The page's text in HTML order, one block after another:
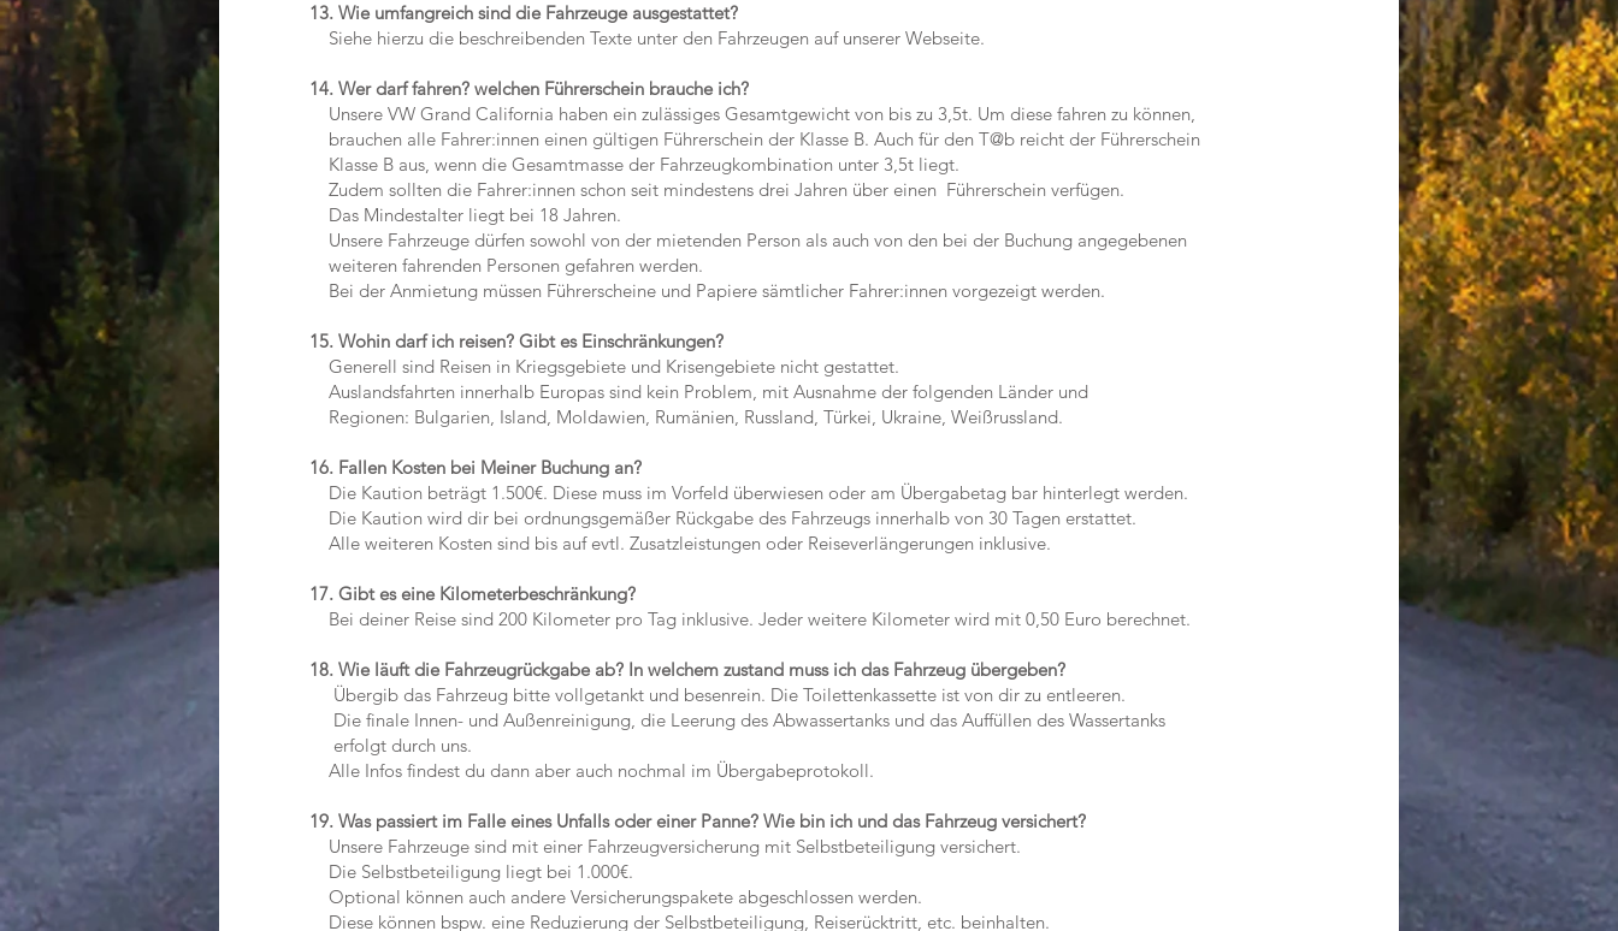
13. Wie umfangreich sind die Fahrzeuge ausgestattet?
Siehe hierzu die beschreibenden Texte unter den Fahrzeugen auf unserer Webseite.
14. Wer darf fahren? welchen Führerschein brauche ich?
Unsere VW Grand California haben ein zulässiges Gesamtgewicht von bis zu 3,5t. Um diese fahren zu können,
brauchen alle Fahrer:innen einen gültigen Führerschein der Klasse B. Auch für den T@b reicht der Führerschein
Klasse B aus, wenn die Gesamtmasse der Fahrzeugkombination unter 3,5t liegt.
Zudem sollten die Fahrer:innen schon seit mindestens drei Jahren über einen Führerschein verfügen.
Das Mindestalter liegt bei 18 Jahren.
Unsere Fahrzeuge dürfen sowohl von der mietenden Person als auch von den bei der Buchung angegebenen
weiteren fahrenden Personen gefahren werden.
Bei der Anmietung müssen Führerscheine und Papiere sämtlicher Fahrer:innen vorgezeigt werden.
15. Wohin darf ich reisen? Gibt es Einschränkungen?
Generell sind Reisen in Kriegsgebiete und Krisengebiete nicht gestattet.
Auslandsfahrten innerhalb Europas sind kein Problem, mit Ausnahme der folgenden Länder und
Regionen: Bulgarien, Island, Moldawien, Rumänien, Russland, Türkei, Ukraine, Weißrussland.
16. Fallen Kosten bei Meiner Buchung an?
Die Kaution beträgt 1.500€. Diese muss im Vorfeld überwiesen oder am Übergabetag bar hinterlegt werden.
Die Kaution wird dir bei ordnungsgemäßer Rückgabe des Fahrzeugs innerhalb von 30 Tagen erstattet.
Alle weiteren Kosten sind bis auf evtl. Zusatzleistungen oder Reiseverlängerungen inklusive.
17. Gibt es eine Kilometerbeschränkung?
Bei deiner Reise sind 200 Kilometer pro Tag inklusive. Jeder weitere Kilometer wird mit 0,50 Euro berechnet.
18. Wie läuft die Fahrzeugrückgabe ab? In welchem zustand muss ich das Fahrzeug übergeben?
Übergib das Fahrzeug bitte vollgetankt und besenrein. Die Toilettenkassette ist von dir zu entleeren.
Die finale Innen- und Außenreinigung, die Leerung des Abwassertanks und das Auffüllen des Wassertanks
erfolgt durch uns.
Alle Infos findest du dann aber auch nochmal im Übergabeprotokoll.
19. Was passiert im Falle eines Unfalls oder einer Panne? Wie bin ich und das Fahrzeug versichert?
Unsere Fahrzeuge sind mit einer Fahrzeugversicherung mit Selbstbeteiligung versichert.
Die Selbstbeteiligung liegt bei 1.000€.
Optional können auch andere Versicherungspakete abgeschlossen werden.
Diese können bspw. eine Reduzierung der Selbstbeteiligung, Reiserücktritt, etc. beinhalten.